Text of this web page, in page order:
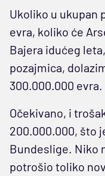
Ukoliko u ukupan
evra, koliko će
Bajera idućeg
pozajmica,
300.000.000 evra.
Očekivano, i
200.000.000, što
Bundeslige. Niko
potrošio toliko